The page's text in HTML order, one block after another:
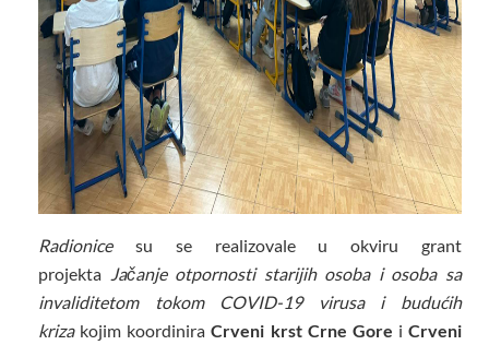
Radionicesu se realizovale u okviru grant
projekta Jačanje otpornosti starijih osoba i osoba sa
invaliditetom tokom COVID-19 virusa i budućih
krizakojim koordiniraCrveni krst Crne Gore i Crveni